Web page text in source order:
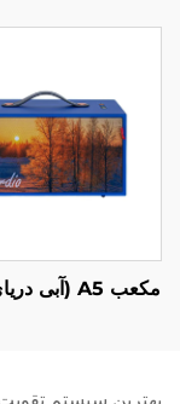
مکعب A5 (آبی دریای عمیق)